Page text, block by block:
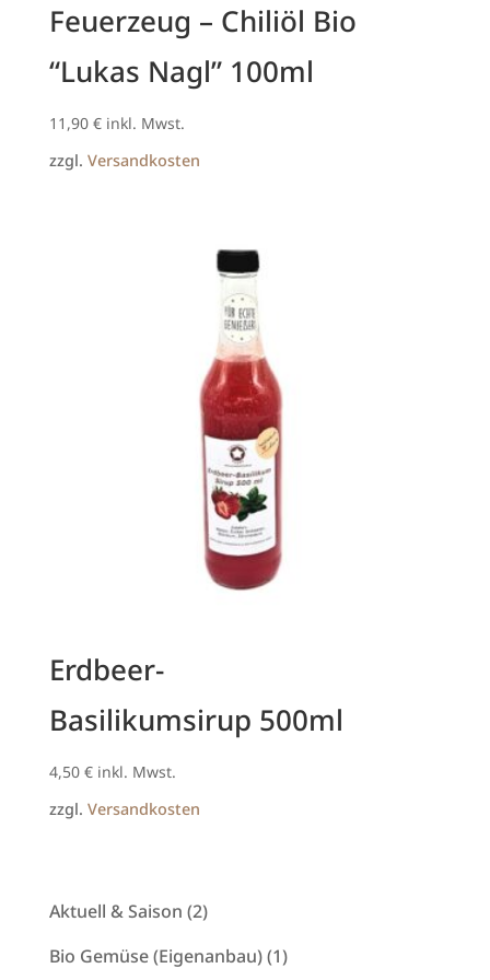
Feuerzeug – Chiliöl Bio
“Lukas Nagl” 100ml
11,90 € inkl. Mwst.
zzgl. Versandkosten
Erdbeer-
Basilikumsirup 500ml
4,50 € inkl. Mwst.
zzgl. Versandkosten
Aktuell & Saison 22
Produkte
Bio Gemüse (Eigenanbau) 11